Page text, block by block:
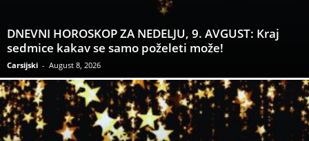
DNEVNI HOROSKOP ZA NEDELJU, 9. AVGUST: Kraj
sedmice kakav se samo poželeti može!
Carsijski - August 8, 2026